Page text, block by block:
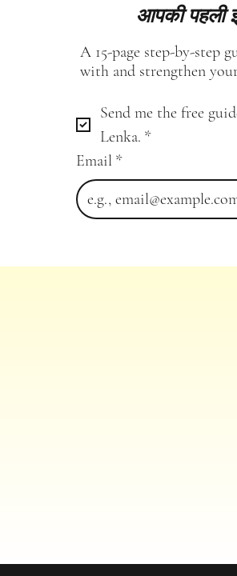
आपकी पहली
A 15-page step-by-step
with and strengthen
Send me the free
Lenka. *
Email *